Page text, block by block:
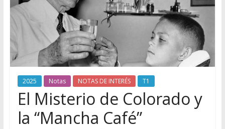
Odontología
en
Internet
2025 Notas NOTAS DE INTERÉS T1
El Misterio de Colorado y
la “Mancha Café”